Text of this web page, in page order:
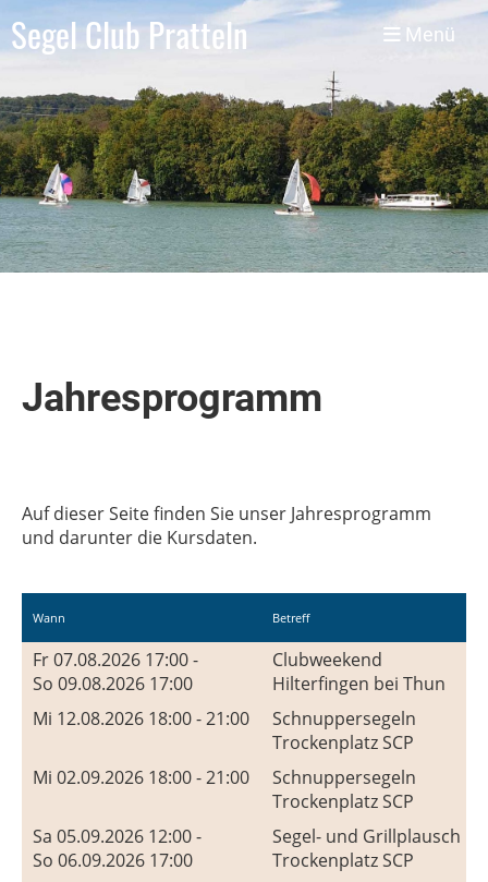
Segel Club Pratteln Menü
Jahresprogramm
Auf dieser Seite finden Sie unser Jahresprogramm
und darunter die Kursdaten.
Wann Betreff
Fr 07.08.2026 17:00 -
So 09.08.2026 17:00
Clubweekend
Hilterfingen bei Thun
Mi 12.08.2026 18:00 - 21:00
Schnuppersegeln
Trockenplatz SCP
Mi 02.09.2026 18:00 - 21:00
Schnuppersegeln
Trockenplatz SCP
Sa 05.09.2026 12:00 -
So 06.09.2026 17:00
Segel- und Grillplausch
Trockenplatz SCP